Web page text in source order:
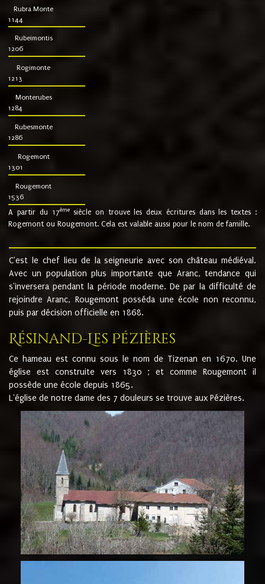
Rubra Monte
1144
Rubeimontis
1206
Rogimonte
1213
Monterubes
1284
Rubesmonte
1286
Rogemont
1301
Rougemont
1536
A partir du 17ème siècle on trouve les deux écritures dans les textes :
Rogemont ou Rougemont. Cela est valable aussi pour le nom de famille.
C'est le chef lieu de la seigneurie avec son château médiéval.
Avec un population plus importante que Aranc, tendance qui
s'inversera pendant la période moderne. De par la difficulté de
rejoindre Aranc, Rougemont posséda une école non reconnu,
puis par décision officielle en 1868.
Résinand-Les Pézières
Ce hameau est connu sous le nom de Tizenan en 1670. Une
église est construite vers 1830 ; et comme Rougemont il
possède une école depuis 1865.
L'église de notre dame des 7 douleurs se trouve aux Pézières.